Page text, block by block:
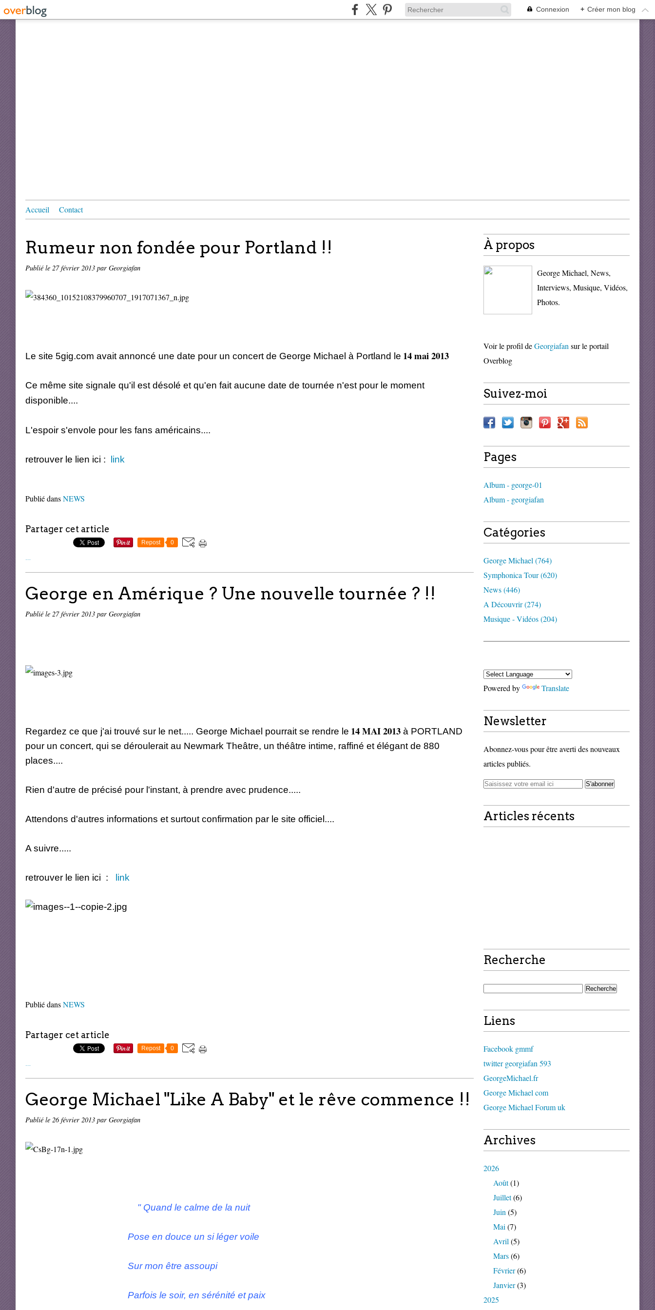
Connexion + Créer mon blog
Accueil Contact
Rumeur non fondée pour Portland !!
Publié le 27 février 2013 par Georgiafan
Le site 5gig.com avait annoncé une date pour un concert de George Michael à Portland le 14 mai 2013
Ce même site signale qu'il est désolé et qu'en fait aucune date de tournée n'est pour le moment
disponible....
L'espoir s'envole pour les fans américains....
retrouver le lien ici : link
Publié dansNEWS
Partager cet article
Repost 0
…
George en Amérique ? Une nouvelle tournée ? !!
Publié le 27 février 2013 par Georgiafan
Regardez ce que j'ai trouvé sur le net..... George Michael pourrait se rendre le 14 MAI 2013 à PORTLAND
pour un concert, qui se déroulerait au Newmark Theâtre, un théâtre intime, raffiné et élégant de 880
places....
Rien d'autre de précisé pour l'instant, à prendre avec prudence.....
Attendons d'autres informations et surtout confirmation par le site officiel....
A suivre.....
retrouver le lien ici : link
Publié dansNEWS
Partager cet article
Repost 0
…
George Michael "Like A Baby" et le rêve commence !!
Publié le 26 février 2013 par Georgiafan
" Quand le calme de la nuit
Pose en douce un si léger voile
Sur mon être assoupi
Parfois le soir, en sérénité et paix
À propos
George Michael, News,
Interviews, Musique, Vidéos,
Photos.
Voir le profil deGeorgiafan sur le portail
Overblog
Suivez-moi
Pages
Album - george-01
Album - georgiafan
Catégories
George Michael (764)
Symphonica Tour (620)
News (446)
A Découvrir (274)
Musique - Vidéos (204)
Powered by Translate
Newsletter
Abonnez-vous pour être averti des nouveaux
articles publiés.
Articles récents
Recherche
Liens
Facebook gmmf
twitter georgiafan 593
GeorgeMichael.fr
George Michael com
George Michael Forum uk
Archives
2026
Août(1)
Juillet(6)
Juin (5)
Mai (7)
Avril (5)
Mars(6)
Février(6)
Janvier(3)
2025